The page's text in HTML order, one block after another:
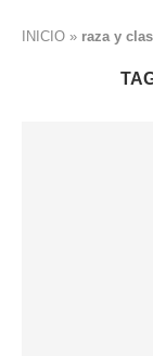
INICIO » raza y